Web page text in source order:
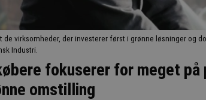
virksomheder, der investerer først i grønne løsninger og
Industri.
fokuserer for meget på
omstilling